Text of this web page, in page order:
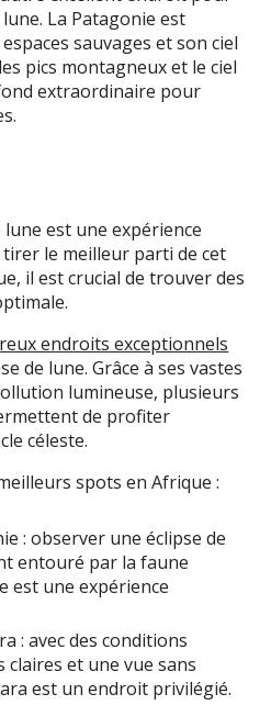
La Patagonie est
sauvages et son ciel
pics montagneux et le ciel
extraordinaire pour
est une expérience
le meilleur parti de cet
il est crucial de trouver des
endroits exceptionnels
de lune. Grâce à ses vastes
lumineuse, plusieurs
de profiter
céleste.
spots en Afrique :
: observer une éclipse de
entouré par la faune
est une expérience
: avec des conditions
et une vue sans
est un endroit privilégié.